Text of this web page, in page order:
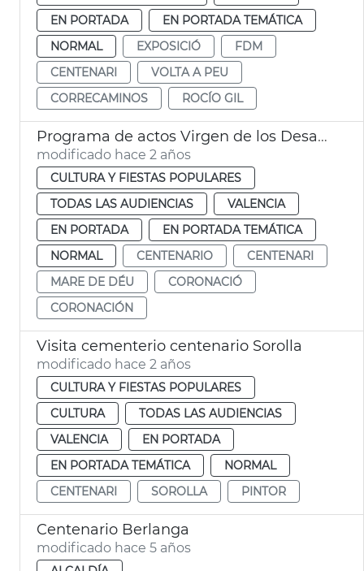
EN PORTADA
EN PORTADA TEMÁTICA
NORMAL
EXPOSICIÓ
FDM
CENTENARI
VOLTA A PEU
CORRECAMINOS
ROCÍO GIL
Programa de actos Virgen de los Desamparados
modificado hace 2 años
CULTURA Y FIESTAS POPULARES
TODAS LAS AUDIENCIAS
VALENCIA
EN PORTADA
EN PORTADA TEMÁTICA
NORMAL
CENTENARIO
CENTENARI
MARE DE DÉU
CORONACIÓ
CORONACIÓN
Visita cementerio centenario Sorolla
modificado hace 2 años
CULTURA Y FIESTAS POPULARES
CULTURA
TODAS LAS AUDIENCIAS
VALENCIA
EN PORTADA
EN PORTADA TEMÁTICA
NORMAL
CENTENARI
SOROLLA PINTOR
Centenario Berlanga
modificado hace 5 años